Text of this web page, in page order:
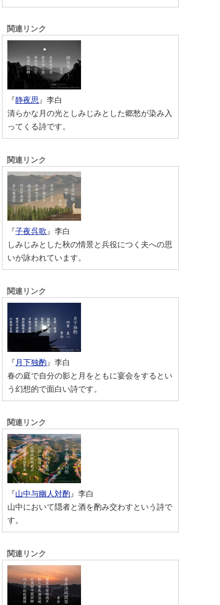
『静夜思 』李白
清らかな月の光としみじみとした郷愁が染み入
ってくる詩です。
『子夜呉歌 』李白
しみじみとした秋の情景と兵役につく夫への思
いが詠われています。
『 月下独酌 』李白
春の庭で自分の影と月をともに宴会をするとい
う幻想的で面白い詩です。
『山中与幽人対酌 』李白
山中において隠者と酒を酌み交わすという詩で
す。